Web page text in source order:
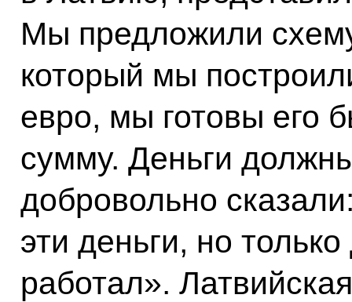
Мы предложили
который мы
евро, мы готовы его
сумму. Деньги
добровольно
эти деньги, но
работал».